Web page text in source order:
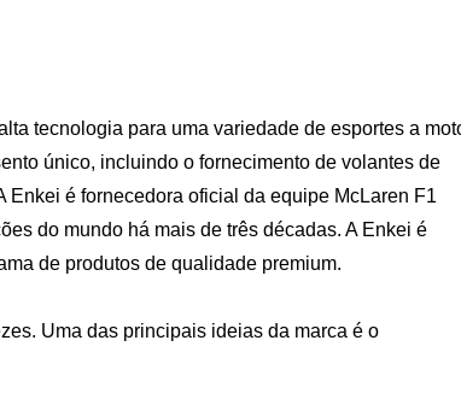
tecnologia para uma variedade de esportes a
único, incluindo o fornecimento de volantes de
Enkei é fornecedora oficial da equipe McLaren F1
do mundo há mais de três décadas. A Enkei é
de produtos de qualidade premium.
Uma das principais ideias da marca é o